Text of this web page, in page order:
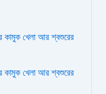
কামুক খেলা আর শ্বশুরের
কামুক খেলা আর শ্বশুরের